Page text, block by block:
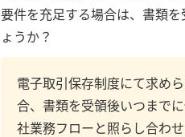
要件を充足する場合は、書類
ょうか？
電子取引保存制度にて求め
合、書類を受領後いつまで
社業務フローと照らし合わ